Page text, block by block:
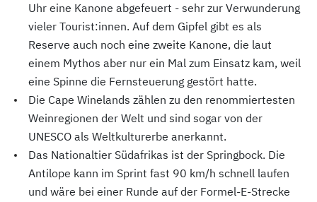
Uhr eine Kanone abgefeuert - sehr zur Verwunderung
vieler Tourist:innen. Auf dem Gipfel gibt es als
Reserve auch noch eine zweite Kanone, die laut
einem Mythos aber nur ein Mal zum Einsatz kam, weil
eine Spinne die Fernsteuerung gestört hatte.
Die Cape Winelands zählen zu den renommiertesten
Weinregionen der Welt und sind sogar von der
UNESCO als Weltkulturerbe anerkannt.
Das Nationaltier Südafrikas ist der Springbock. Die
Antilope kann im Sprint fast 90 km/h schnell laufen
und wäre bei einer Runde auf der Formel-E-Strecke